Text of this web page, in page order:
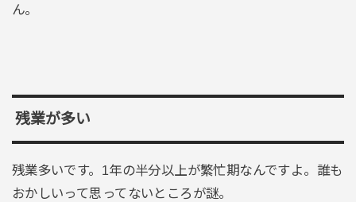
ん。
残業が多い
残業多いです。1年の半分以上が繁忙期なんですよ。誰も
おかしいって思ってないところが謎。